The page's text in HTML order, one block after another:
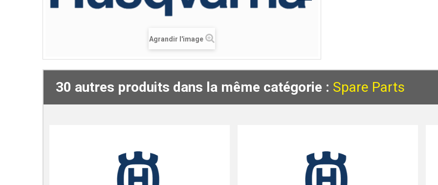
Agrandir l'image
30 autres produits dans la même catégorie : Spare Parts